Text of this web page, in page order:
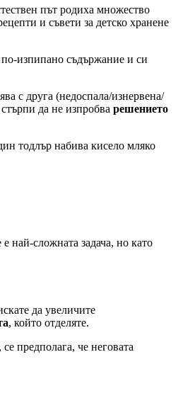
път родиха множество
и съвети за детско хранене
по-изпипано съдържание и си
с друга (недоспала/изнервена/
да не изпробва решението
тодлър набива кисело мляко
най-сложната задача, но като
да увеличите
, който отделяте.
предполага, че неговата